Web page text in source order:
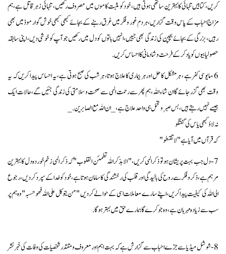
کریں، کتابیں تنہائی کابہترین ساتھی ہوتی ہیں، خود کو مثبت کاموں میں مصروف رکھیں، تنہائی زہر قاتل ہے،ہم
مزاج احباب کے پاس وقت گزاریں، ہردم غور وفکر میں غرق رہنے کے بجائے کبھی کبھی خوش گوار موڈ میں بھی
رہیں،بزرگی کے بجائے بچپن کی زندگی بھی جییں،انہیں باتوں کو دل میں رکھیں جو آپ کو خوشی دیں، اپنی سابقہ
حصولیابیوں کو یاد کرکے فرحت و شادمانی کا احساس کریں.
6 -مایوسی کفر ہے ، ہر مشکل کا حل اور ہر بیماری کا علاج ہوتا، ہر شب کی صبح ہوتی ہے، یہ احساس پیدا کریں کہ یہ
وقت بھی گزر جائے گا ان شاء اللہ، ہم پھر سے رحمت الہی سے صحت و سلامتی کی زندگی جئیں گے، حالات ایک
جیسے نہیں رہتے ہیں، بس صبر وتحمل ہی واحد علاج ہے، _ان اللہ مع الصابرين._
نہ لاؤ کبھی یاس کی گفتگو
کہ قرآں میں آیا ہے" لاتقنطو"
7-دل جب بہت پریشان ہو تو ذکر الہی کریں،" الا بذكر اللہ تطمئن القلوب" کہ ذکر الہی زخم خوردہ دل کا بہترین
مرہم ہے،ذکر وفکر سے روح کی بالیدگی اور قلب کی رخشندگی کا سامان ہوتا ہے،خود کو خدا کے سپرد کردیں، رجوع
الی اللہ کی کیفیت پیدا کریں، اپنے سارے معاملات اسی کے حوالے کردیں "من یتوکل علی اللہ فھو حسبہ"وہ ہم پر
سب سے زیادہ مہربان ہے، وہ جو کرے گا ہمارے حق میں بہتر ہوگا.
8 -شوشل میڈیا سے جڑے احباب سے گزارش ہے کہ بہت اہم اور معروف ومقتدر شخصیات کی وفات کی خبر نشر